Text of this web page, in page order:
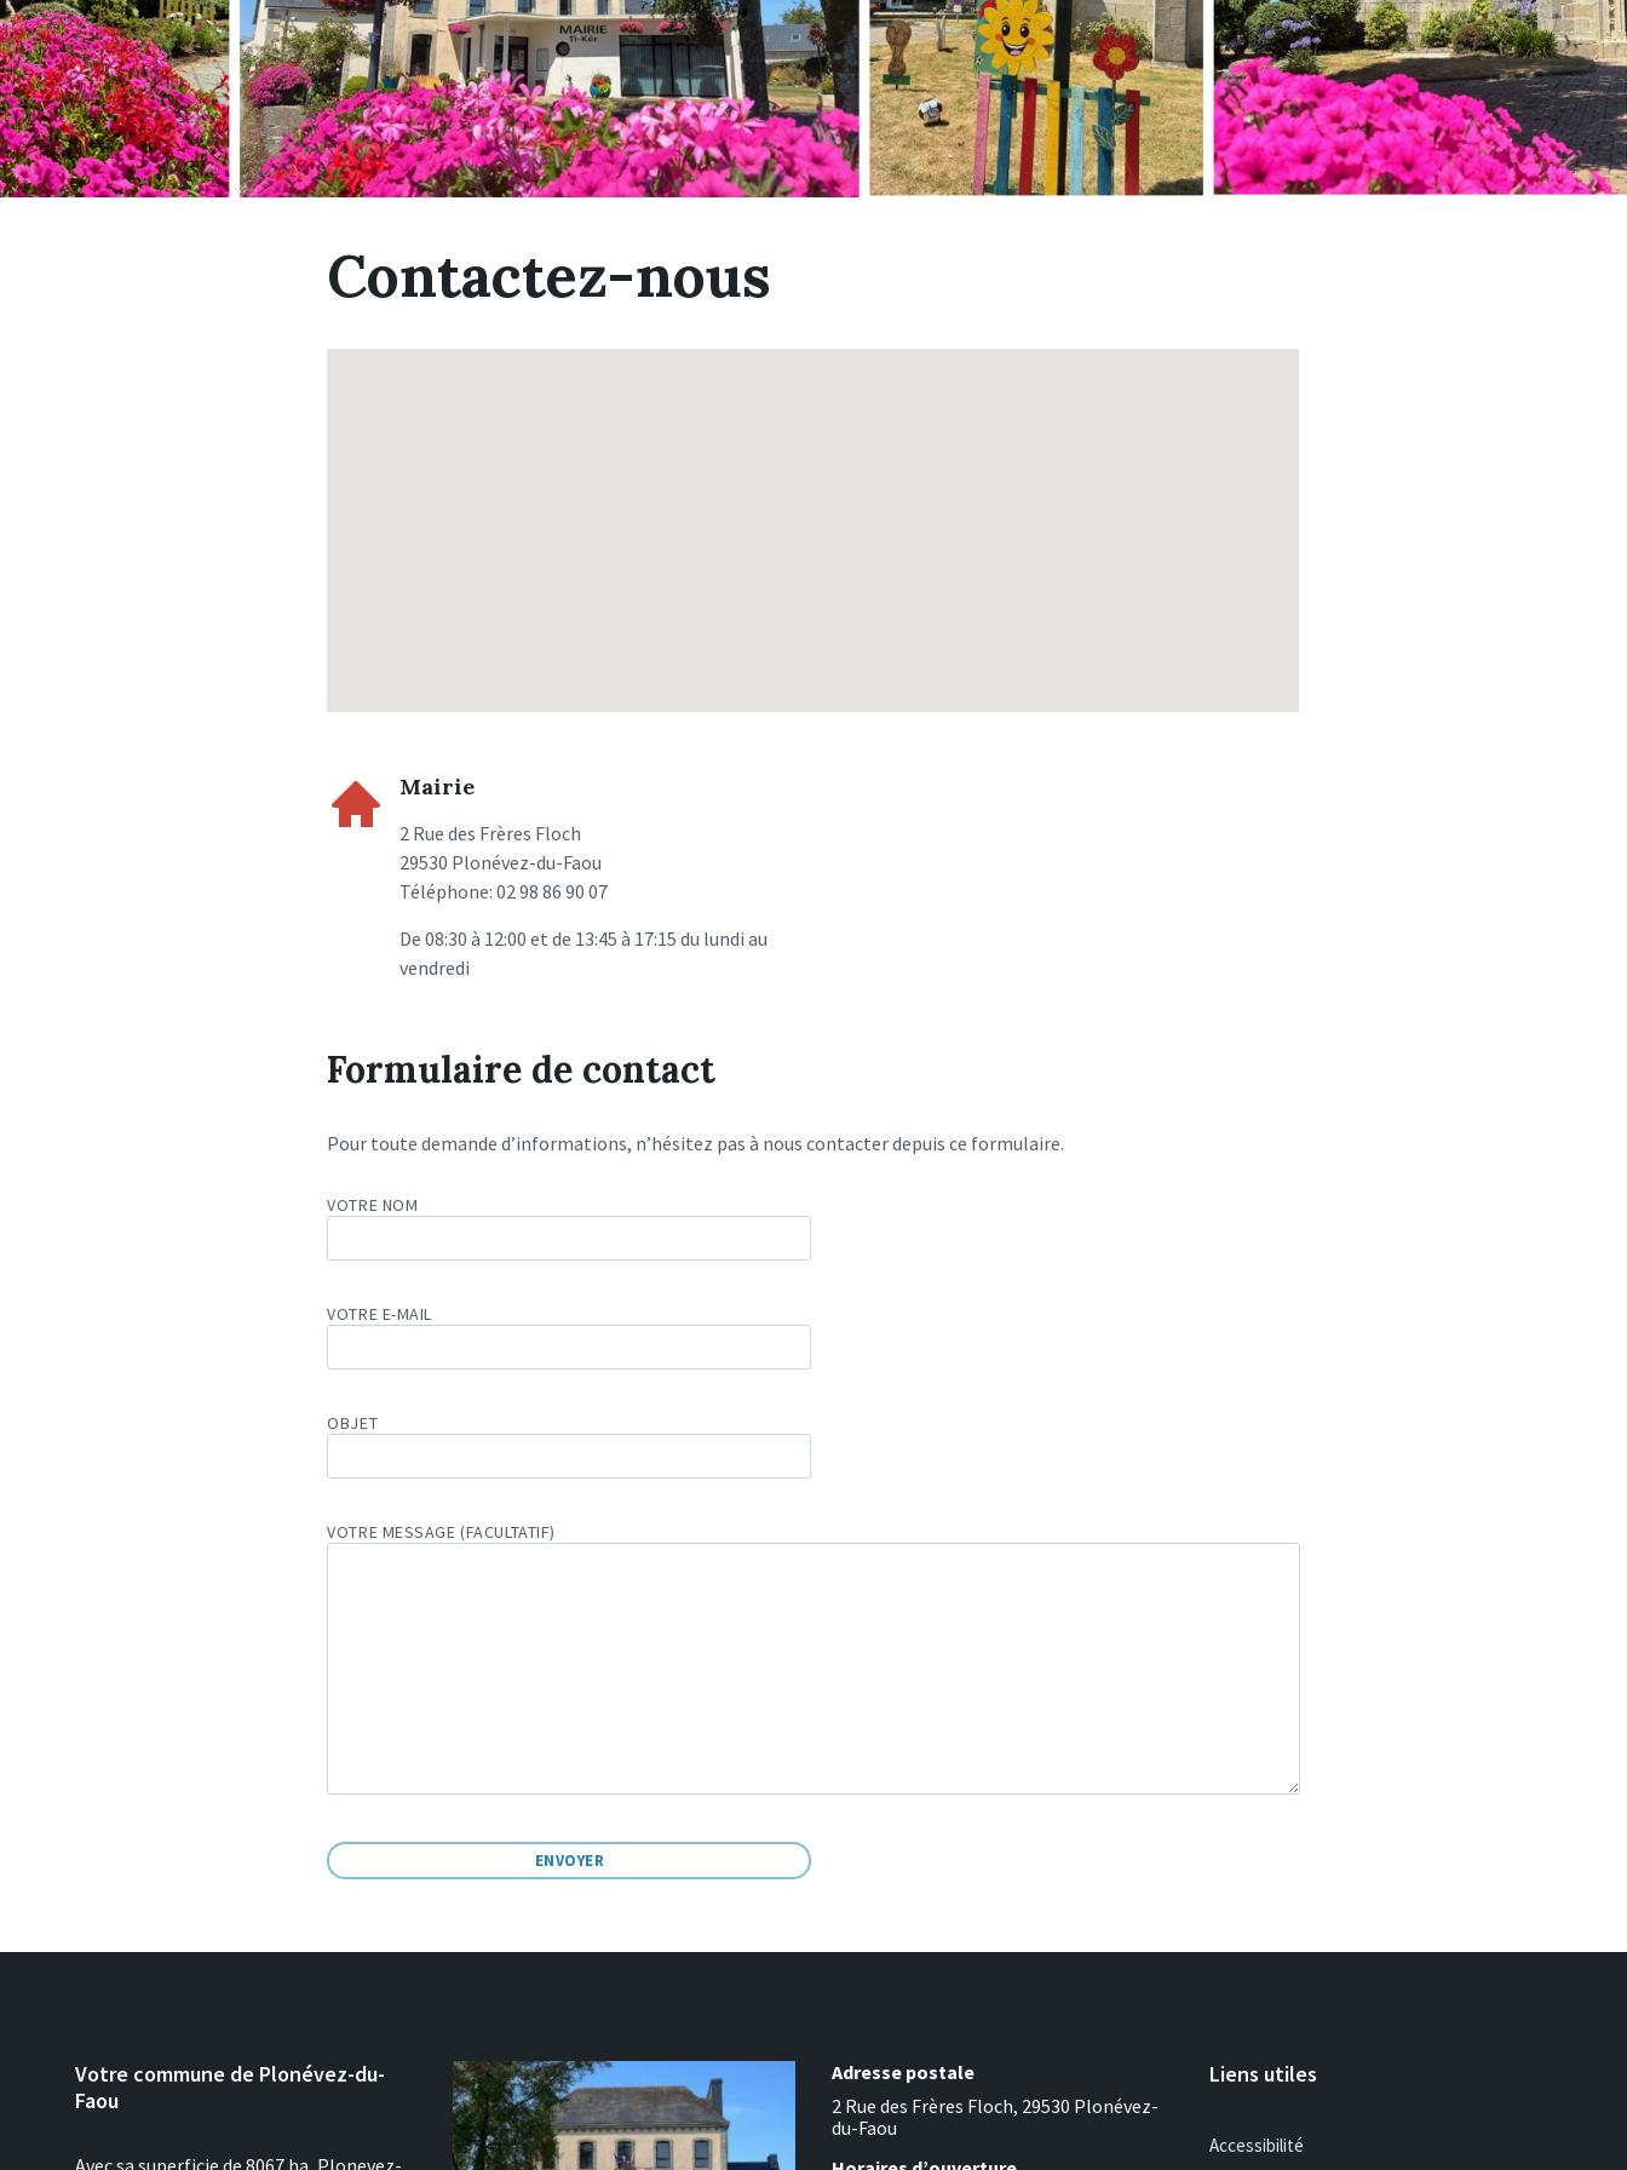
Contactez-nous
Mairie
2 Rue des Frères Floch
29530 Plonévez-du-Faou
Téléphone: 02 98 86 90 07
De 08:30 à 12:00 et de 13:45 à 17:15 du lundi au
vendredi
Formulaire de contact
Pour toute demande d’informations, n’hésitez pas à nous contacter depuis ce formulaire.
VOTRE NOM
VOTRE E-MAIL
OBJET
VOTRE MESSAGE (FACULTATIF)
Votre commune de Plonévez-du-
Faou
Adresse postale
2 Rue des Frères Floch, 29530 Plonévez-
du-Faou
Liens utiles
Accessibilité